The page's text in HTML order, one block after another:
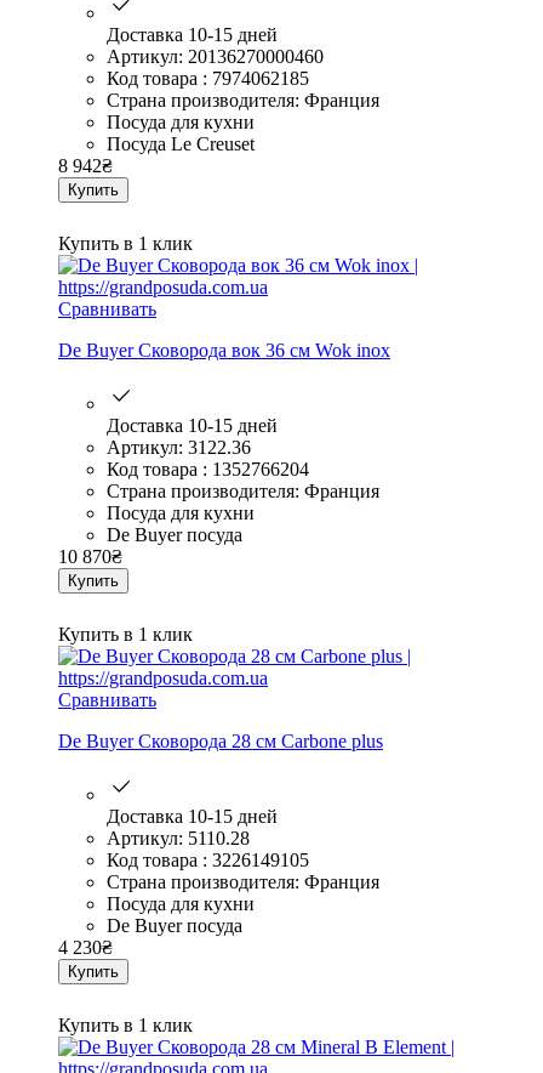
Доставка 10-15 дней
Артикул: 20136270000460
Код товара : 7974062185
Страна производителя: Франция
Посуда для кухни
Посуда Le Creuset
8 942₴
Купить
Купить в 1 клик
Сравнивать
De Buyer Сковорода вок 36 см Wok inox
Доставка 10-15 дней
Артикул: 3122.36
Код товара : 1352766204
Страна производителя: Франция
Посуда для кухни
De Buyer посуда
10 870₴
Купить
Купить в 1 клик
Сравнивать
De Buyer Сковорода 28 см Сarbone plus
Доставка 10-15 дней
Артикул: 5110.28
Код товара : 3226149105
Страна производителя: Франция
Посуда для кухни
De Buyer посуда
4 230₴
Купить
Купить в 1 клик